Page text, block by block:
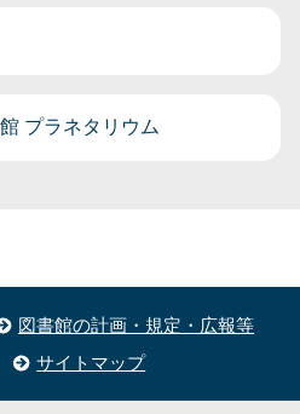
プラネタリウム
図書館の計画・規定・広報等
サイトマップ